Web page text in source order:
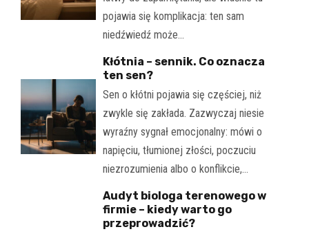
pojawia się komplikacja: ten sam
niedźwiedź może…
Kłótnia – sennik. Co oznacza
ten sen?
Sen o kłótni pojawia się częściej, niż
zwykle się zakłada. Zazwyczaj niesie
wyraźny sygnał emocjonalny: mówi o
napięciu, tłumionej złości, poczuciu
niezrozumienia albo o konflikcie,…
Audyt biologa terenowego w
firmie – kiedy warto go
przeprowadzić?